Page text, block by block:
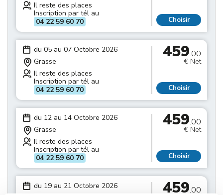
Il reste des places
Inscription par tél au
04 22 59 60 70
Choisir
du 05 au 07 Octobre 2026
Grasse
Il reste des places
Inscription par tél au
04 22 59 60 70
459.00
€ Net
Choisir
du 12 au 14 Octobre 2026
Grasse
Il reste des places
Inscription par tél au
04 22 59 60 70
459.00
€ Net
Choisir
du 19 au 21 Octobre 2026
459.00